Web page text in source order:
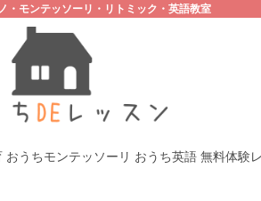
モンテッソーリ・リトミック・英語教室
おうちモンテッソーリ おうち英語 無料体験